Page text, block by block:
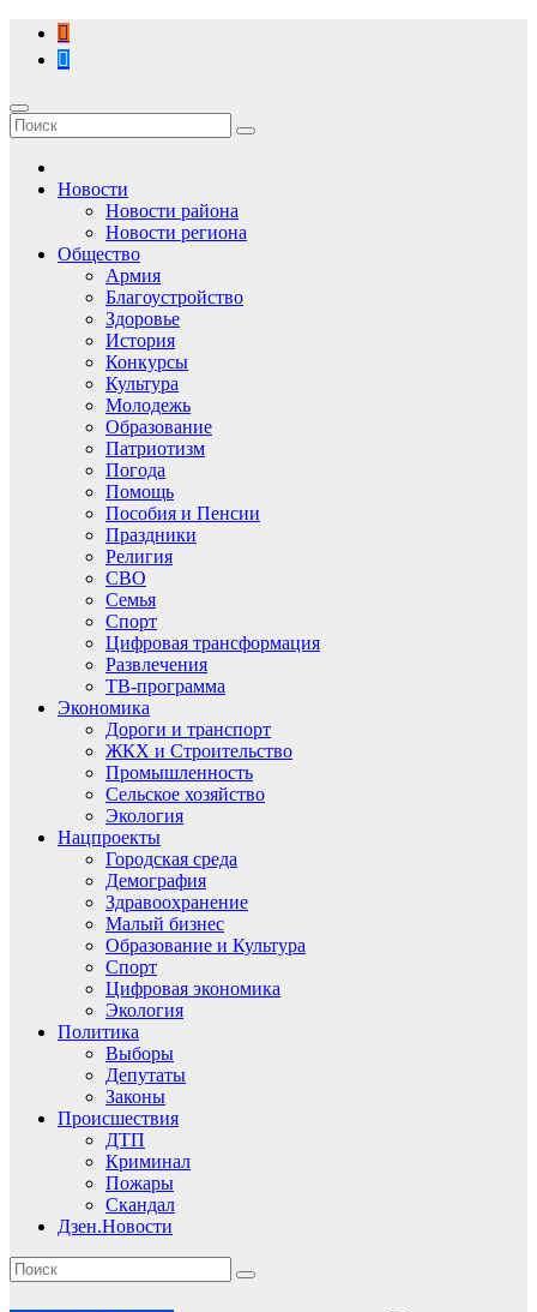
Перейти
содержимому
Новости
Новости района
Новости региона
Общество
Армия
Благоустройство
Здоровье
История
Конкурсы
Культура
Молодежь
Образование
Патриотизм
Погода
Помощь
Пособия и Пенсии
Праздники
Религия
СВО
Семья
Спорт
Цифровая трансформация
Развлечения
ТВ-программа
Экономика
Дороги и транспорт
ЖКХ и Строительство
Промышленность
Сельское хозяйство
Экология
Нацпроекты
Городская среда
Демография
Здравоохранение
Малый бизнес
Образование и Культура
Спорт
Цифровая экономика
Экология
Политика
Выборы
Депутаты
Законы
Происшествия
ДТП
Криминал
Пожары
Скандал
Дзен.Новости